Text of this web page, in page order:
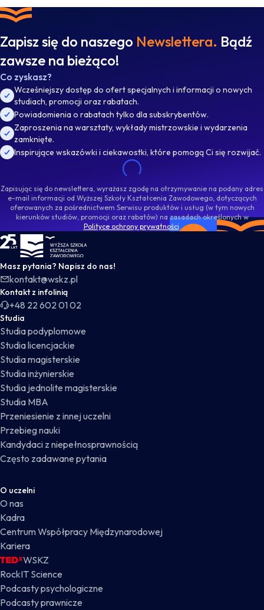
Zapisz się do naszego Newslettera. Bądź
zawsze na bieżąco!
Co zyskasz?
Wcześniejszy dostęp do ofert specjalnych i informacji o nowych
studiach, promocji oraz rabatach.
Powiadomienia o rabatach tylko dla subskrybentów.
Zaproszenia na warsztaty, wykłady mistrzowskie i wydarzenia
zamknięte.
Inspirujące wskazówki i ciekawostki, które pomogą Ci się rozwijać.
Zapisując się do newslettera, wyrażasz zgodę na otrzymywanie na podany adres
e-mail informacji od Wyższej Szkoły Kształcenia Zawodowego, dotyczących
oferowanych za pośrednictwem Serwisu produktów i usług (w tym nowych
kierunków studiów, promocji oraz rabatów) na zasadach określonych w
Polityce ochrony prywatności.
WSKZ - strona główna
Masz pytania? Napisz do nas!
kontakt@wskz.pl
Kontakt z infolinią
+48 22 602 01 02
Studia
Studia podyplomowe
Studia licencjackie
Studia magisterskie
Studia inżynierskie
Studia jednolite magisterskie
Studia MBA
Przeniesienie z innej uczelni
Przebieg nauki
Kandydaci z niepełnosprawnością
Często zadawane pytania
O uczelni
O nas
Kadra
Centrum Współpracy Międzynarodowej
Kariera
WSKZ
RockIT Science
Podcasty psychologiczne
Podcasty prawnicze